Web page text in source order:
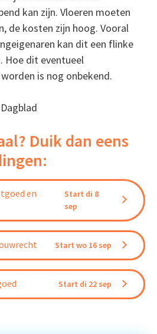
kan zijn. Vloeren moeten
de kosten zijn hoog. Vooral
kan dit een flinke
Hoe dit eventueel
is nog onbekend.
Duik dan eens
en
Start di 8
sep
Start wo 16 sep
Start di 22 sep